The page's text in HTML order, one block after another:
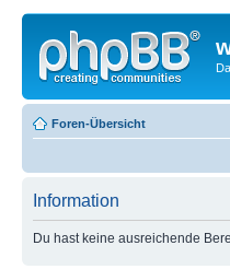
Foren-Übersicht
Information
Du hast keine ausreichende